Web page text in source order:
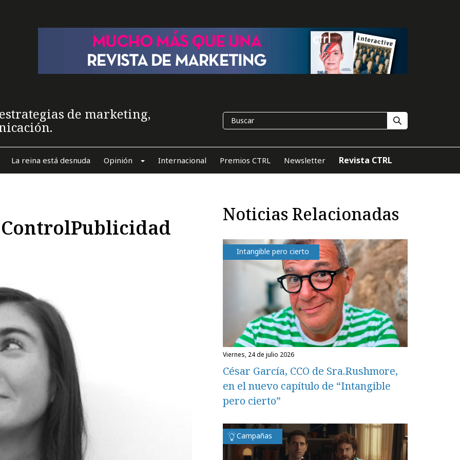
de marketing,
La reina está desnuda Opinión Internacional Premios CTRL Newsletter Revista CTRL
Noticias Relacionadas
Intangible pero cierto
viernes, 24 de julio 2026
César García, CCO de Sra.Rushmore,
en el nuevo capítulo de “Intangible
pero cierto”
Campañas